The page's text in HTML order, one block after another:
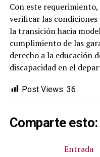
Con este
verificar las condiciones
la transición hacia
cumplimiento de las
derecho a la educación
discapacidad en el
Post Views: 36
Comparte esto:
Entrada